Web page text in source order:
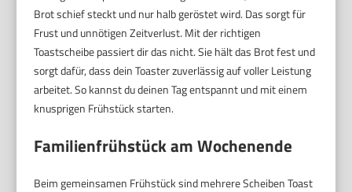
Brot schief steckt und nur halb geröstet wird. Das sorgt für
Frust und unnötigen Zeitverlust. Mit der richtigen
Toastscheibe passiert dir das nicht. Sie hält das Brot fest und
sorgt dafür, dass dein Toaster zuverlässig auf voller Leistung
arbeitet. So kannst du deinen Tag entspannt und mit einem
knusprigen Frühstück starten.
Familienfrühstück am Wochenende
Beim gemeinsamen Frühstück sind mehrere Scheiben Toast